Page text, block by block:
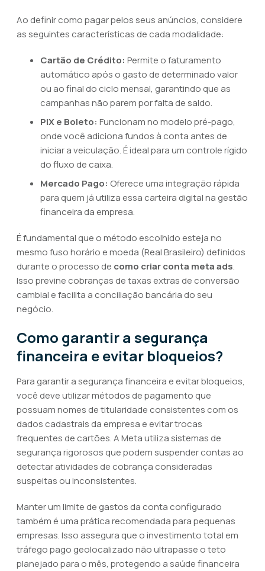
Ao definir como pagar pelos seus anúncios, considere
as seguintes características de cada modalidade:
Cartão de Crédito: Permite o faturamento
automático após o gasto de determinado valor
ou ao final do ciclo mensal, garantindo que as
campanhas não parem por falta de saldo.
PIX e Boleto: Funcionam no modelo pré-pago,
onde você adiciona fundos à conta antes de
iniciar a veiculação. É ideal para um controle rígido
do fluxo de caixa.
Mercado Pago: Oferece uma integração rápida
para quem já utiliza essa carteira digital na gestão
financeira da empresa.
É fundamental que o método escolhido esteja no
mesmo fuso horário e moeda (Real Brasileiro) definidos
durante o processo de como criar conta meta ads.
Isso previne cobranças de taxas extras de conversão
cambial e facilita a conciliação bancária do seu
negócio.
Como garantir a segurança
financeira e evitar bloqueios?
Para garantir a segurança financeira e evitar bloqueios,
você deve utilizar métodos de pagamento que
possuam nomes de titularidade consistentes com os
dados cadastrais da empresa e evitar trocas
frequentes de cartões. A Meta utiliza sistemas de
segurança rigorosos que podem suspender contas ao
detectar atividades de cobrança consideradas
suspeitas ou inconsistentes.
Manter um limite de gastos da conta configurado
também é uma prática recomendada para pequenas
empresas. Isso assegura que o investimento total em
tráfego pago geolocalizado não ultrapasse o teto
planejado para o mês, protegendo a saúde financeira